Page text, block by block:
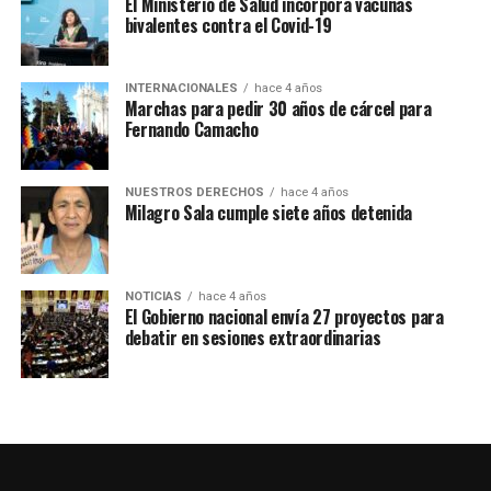
peruana que busca legitimidad frente a los otros
poderes del Estado. El Congreso terminó respaldando al
actual gabinete de Boluarte.
Una de las principales críticas es que el acto se haya
realizado mientras el contexto del país está rodeado de
levantamientos populares y represión policial, con
fallecidos y miles de personas detenidas.
bivalentes contra el Covid-19
INTERNACIONALES hace 4 años
Marchas para pedir 30 años de cárcel para
Fernando Camacho
NUESTROS DERECHOS hace 4 años
Milagro Sala cumple siete años detenida
NOTICIAS hace 4 años
El Gobierno nacional envía 27 proyectos para
debatir en sesiones extraordinarias